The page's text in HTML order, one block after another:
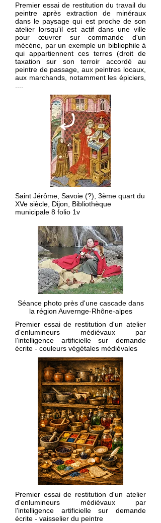
Premier essai de restitution du travail du
peintre après extraction de minéraux
dans le paysage qui est proche de son
atelier lorsqu'il est actif dans une ville
pour œuvrer sur commande d'un
mécène, par un exemple un bibliophile à
qui appartiennent ces terres (droit de
taxation sur son terroir accordé au
peintre de passage, aux peintres locaux,
aux marchands, notamment les épiciers,
Saint Jérôme, Savoie (?), 3ème quart du
XVe siècle, Dijon, Bibliothèque
municipale 8 folio 1v
Séance photo près d'une cascade dans
la région Auvernge-Rhône-alpes
Premier essai de restitution d'un atelier
d'enlumineurs médiévaux par
l'intelligence artificielle sur demande
écrite - couleurs végétales médiévales
Premier essai de restitution d'un atelier
d'enlumineurs médiévaux par
l'intelligence artificielle sur demande
écrite - vaisselier du peintre